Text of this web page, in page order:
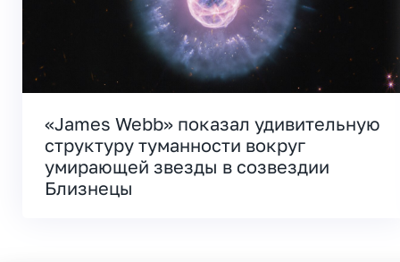
«James Webb» показал удивительную
структуру туманности вокруг
умирающей звезды в созвездии
Близнецы